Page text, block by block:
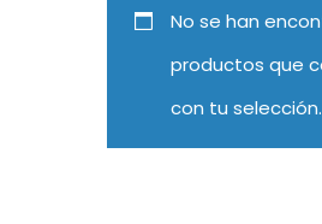
No se han
productos que
con tu selección.